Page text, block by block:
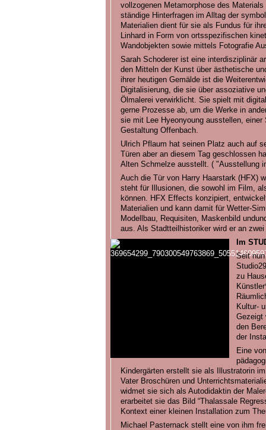
vollzogenen Metamorphose des
ständige Hinterfragen im Alltag der
Materialien dient für sie als Fundus für
Linhard in Form von ortsspezifischen
Wandobjekten sowie mittels Fotografie
Sarah Schoderer ist eine interdisziplinär
den Mitteln der Kunst über ästhetische
ihrer heutigen Gemälde ist die
Digitalisierung, die sie über assoziative
Ölmalerei verwirklicht. Sie spielt mit
gerne Prozesse ab, um die Werke in
sie mit Lee Hyeonyoung ausstellen,
Gestaltung Offenbach.
Ulrich Pflaum hat seinen Platz auch auf
Türen aber an diesem Tag geschlossen
Alten Schmelze ausstellt. ( "Ausstellung
Auch die Tür von Harry Haarstark (HFX)
steht für Illusionen, die sowohl im Film,
können. HFX Effects konzipiert,
Materialien und kann damit für Wetter-
Modellbau, Requisiten, Maskenbild
aus. Als Stadtteilhistoriker wird er an
Im
Seit
zu
Kultur-
Gezeigt
den
der
Eine
Kindergärten erstellt sie als Illustratorin
Vater Broschüren und
widmet sie sich als Autodidaktin der
erarbeitet sie das Bild “Thalassale
Kontext einer kleinen Installation zum
Michael Pasternack stellt eine von ihm